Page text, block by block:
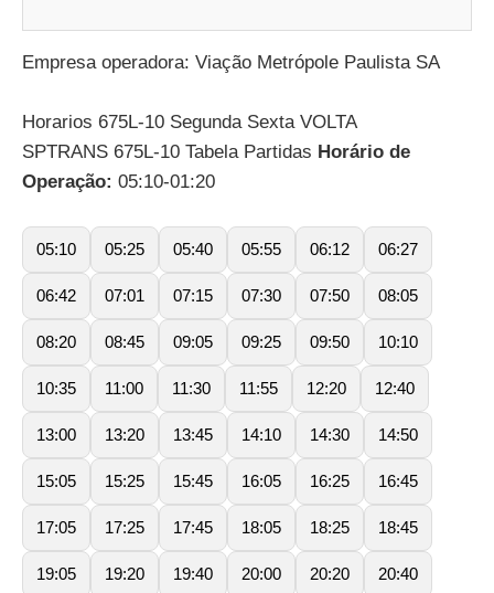
Empresa operadora: Viação Metrópole Paulista SA
Horarios 675L-10 Segunda Sexta VOLTA
SPTRANS 675L-10 Tabela Partidas Horário de
Operação: 05:10-01:20
05:10 05:25 05:40 05:55 06:12 06:27
06:42 07:01 07:15 07:30 07:50 08:05
08:20 08:45 09:05 09:25 09:50 10:10
10:35 11:00 11:30 11:55 12:20 12:40
13:00 13:20 13:45 14:10 14:30 14:50
15:05 15:25 15:45 16:05 16:25 16:45
17:05 17:25 17:45 18:05 18:25 18:45
19:05 19:20 19:40 20:00 20:20 20:40